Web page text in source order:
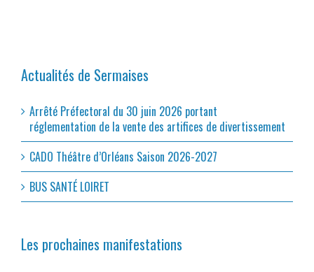
Actualités de Sermaises
Arrêté Préfectoral du 30 juin 2026 portant
réglementation de la vente des artifices de divertissement
CADO Théâtre d’Orléans Saison 2026-2027
BUS SANTÉ LOIRET
Les prochaines manifestations